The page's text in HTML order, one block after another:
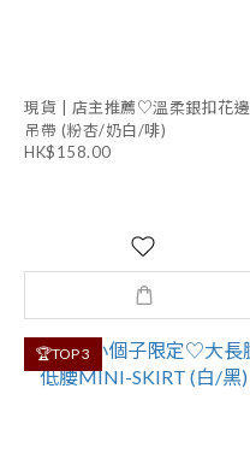
現貨 | 店主推薦♡溫柔銀扣花邊
吊帶 (粉杏/奶白/啡)
HK$158.00
🏆TOP 3